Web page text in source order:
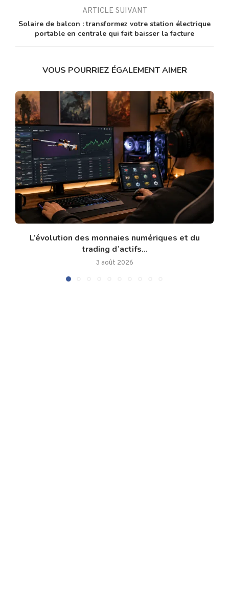
ARTICLE SUIVANT
Solaire de balcon : transformez votre station électrique
portable en centrale qui fait baisser la facture
VOUS POURRIEZ ÉGALEMENT AIMER
L’évolution des monnaies numériques et du
trading d’actifs...
3 août 2026